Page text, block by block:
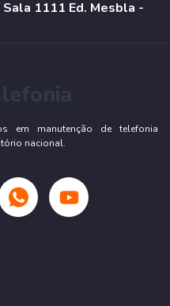
1111 Ed. Mesbla -
em manutenção de telefonia
nacional.